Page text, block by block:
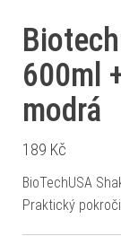
600ml
modrá
189 Kč
BioTechUSA
Praktický